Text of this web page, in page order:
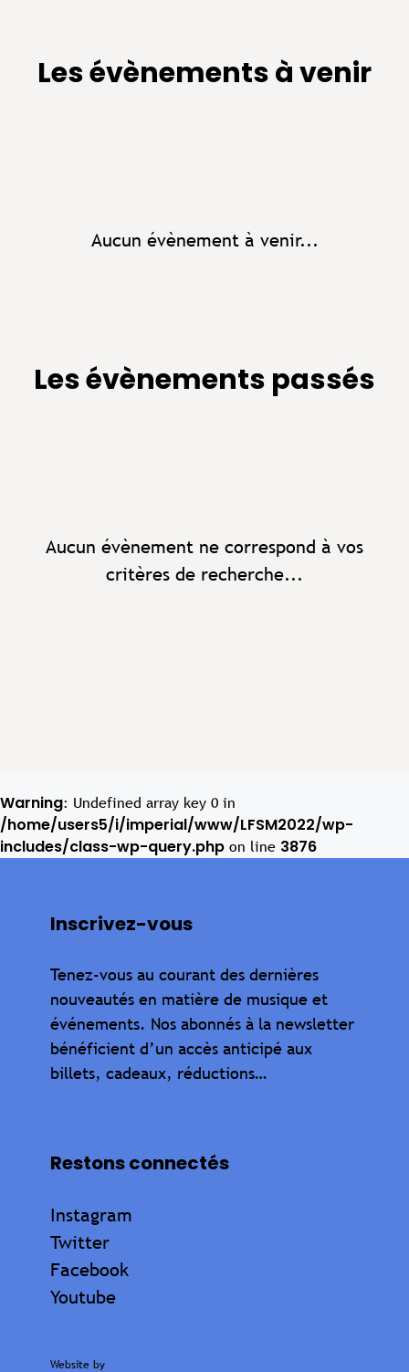
Les évènements à venir
Aucun évènement à venir...
Les évènements passés
Aucun évènement ne correspond à vos
critères de recherche...
Warning: Undefined array key 0 in
/home/users5/i/imperial/www/LFSM2022/wp-
includes/class-wp-query.php on line 3876
Inscrivez-vous
Tenez-vous au courant des dernières
nouveautés en matière de musique et
événements. Nos abonnés à la newsletter
bénéficient d’un accès anticipé aux
billets, cadeaux, réductions…
Restons connectés
Instagram
Twitter
Facebook
Youtube
Website by